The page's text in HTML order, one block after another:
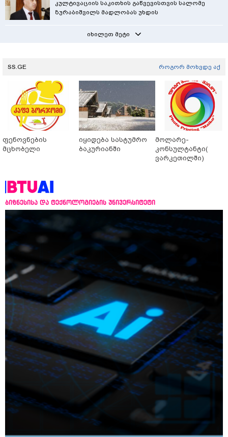
კულტივაციის საკითხის გაწვევისთვის სალომე
ზურაბიშვილს მადლობას უხდის
იხილეთ მეტი
SS.GE როგორ მოხვდე აქ
ფენოვნების
მცხობელი
იყიდება სასტუმრო
ბაკურიანში
მოლარე-
კონსულტანტი(
ვარკეთილში)
ბიზნესისა და ტექნოლოგიების უნივერსიტეტი